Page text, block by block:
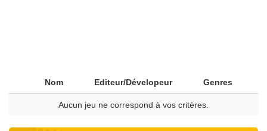
Nom Editeur/Dévelopeur Genres
Aucun jeu ne correspond à vos critères.